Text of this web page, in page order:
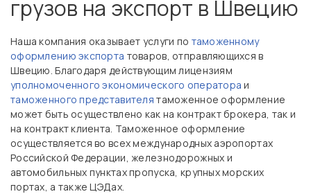
грузов на экспорт в Швецию
Наша компания оказывает услуги по таможенному
оформлению экспорта товаров, отправляющихся в
Швецию. Благодаря действующим лицензиям
уполномоченного экономического оператора и
таможенного представителя таможенное оформление
может быть осуществлено как на контракт брокера, так и
на контракт клиента. Таможенное оформление
осуществляется во всех международных аэропортах
Российской Федерации, железнодорожных и
автомобильных пунктах пропуска, крупных морских
портах, а также ЦЭДах.